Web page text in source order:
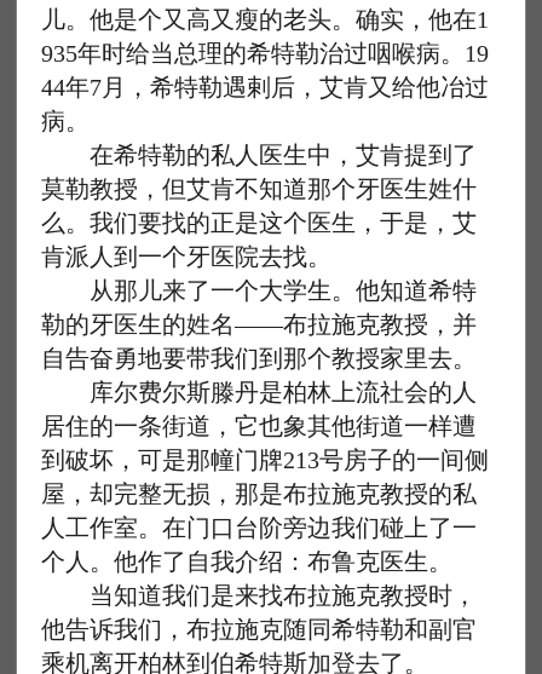
儿。他是个又高又瘦的老头。确实，他在1
935年时给当总理的希特勒治过咽喉病。19
44年7月，希特勒遇剌后，艾肯又给他冶过
病。
在希特勒的私人医生中，艾肯提到了
莫勒教授，但艾肯不知道那个牙医生姓什
么。我们要找的正是这个医生，于是，艾
肯派人到一个牙医院去找。
从那儿来了一个大学生。他知道希特
勒的牙医生的姓名——布拉施克教授，并
自告奋勇地要带我们到那个教授家里去。
库尔费尔斯滕丹是柏林上流社会的人
居住的一条街道，它也象其他街道一样遭
到破坏，可是那幢门牌213号房子的一间侧
屋，却完整无损，那是布拉施克教授的私
人工作室。在门口台阶旁边我们碰上了一
个人。他作了自我介绍：布鲁克医生。
当知道我们是来找布拉施克教授时，
他告诉我们，布拉施克随同希特勒和副官
乘机离开柏林到伯希特斯加登去了。